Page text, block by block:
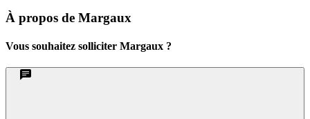
À propos de Margaux
Vous souhaitez solliciter Margaux ?